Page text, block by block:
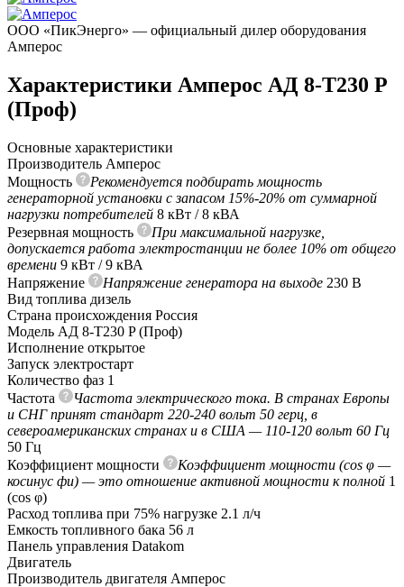
ООО «ПикЭнерго» — официальный дилер оборудования
Амперос
Характеристики Амперос АД 8-Т230 P
(Проф)
Основные характеристики
Производитель Амперос
Мощность
Рекомендуется подбирать мощность
генераторной установки с запасом 15%-20% от суммарной
нагрузки потребителей 8 кВт / 8 кВА
Резервная мощность
При максимальной нагрузке,
допускается работа электростанции не более 10% от общего
времени 9 кВт / 9 кВА
Напряжение
Напряжение генератора на выходе 230 В
Вид топлива дизель
Страна происхождения Россия
Модель АД 8-Т230 P (Проф)
Исполнение открытое
Запуск электростарт
Количество фаз 1
Частота
Частота электрического тока. В странах Европы
и СНГ принят стандарт 220-240 вольт 50 герц, в
североамериканских странах и в США — 110-120 вольт 60 Гц
50 Гц
Коэффициент мощности
Коэффициент мощности (cos φ —
косинус фи) — это отношение активной мощности к полной 1
(сos φ)
Расход топлива при 75% нагрузке 2.1 л/ч
Емкость топливного бака 56 л
Панель управления Datakom
Двигатель
Производитель двигателя Амперос